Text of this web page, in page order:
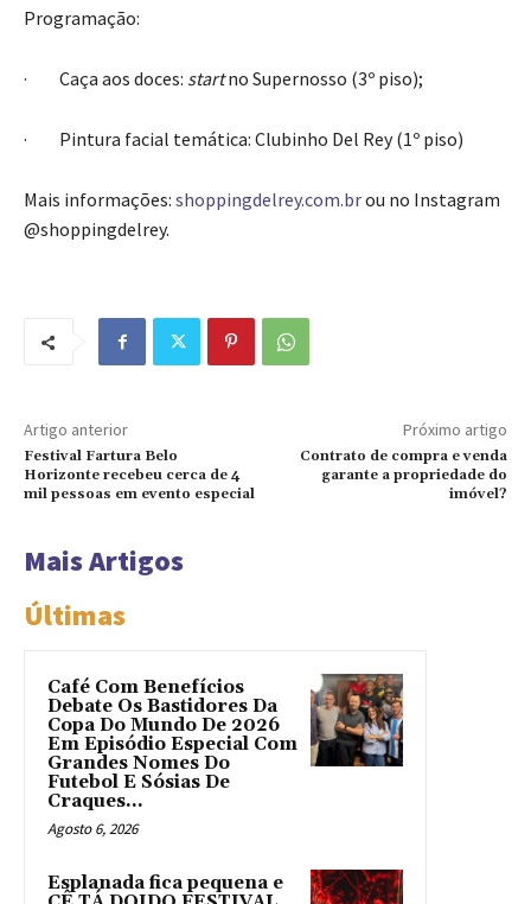
Programação:
· Caça aos doces: startno Supernosso (3º piso);
· Pintura facial temática: Clubinho Del Rey (1º piso)
Mais informações: shoppingdelrey.com.brou no Instagram
@shoppingdelrey.
Artigo anterior
Festival Fartura Belo
Horizonte recebeu cerca de 4
mil pessoas em evento especial
Próximo artigo
Contrato de compra e venda
garante a propriedade do
imóvel?
Mais Artigos
Últimas
Café Com Benefícios
Debate Os Bastidores Da
Copa Do Mundo De 2026
Em Episódio Especial Com
Grandes Nomes Do
Futebol E Sósias De
Craques...
Agosto 6, 2026
Esplanada fica pequena e